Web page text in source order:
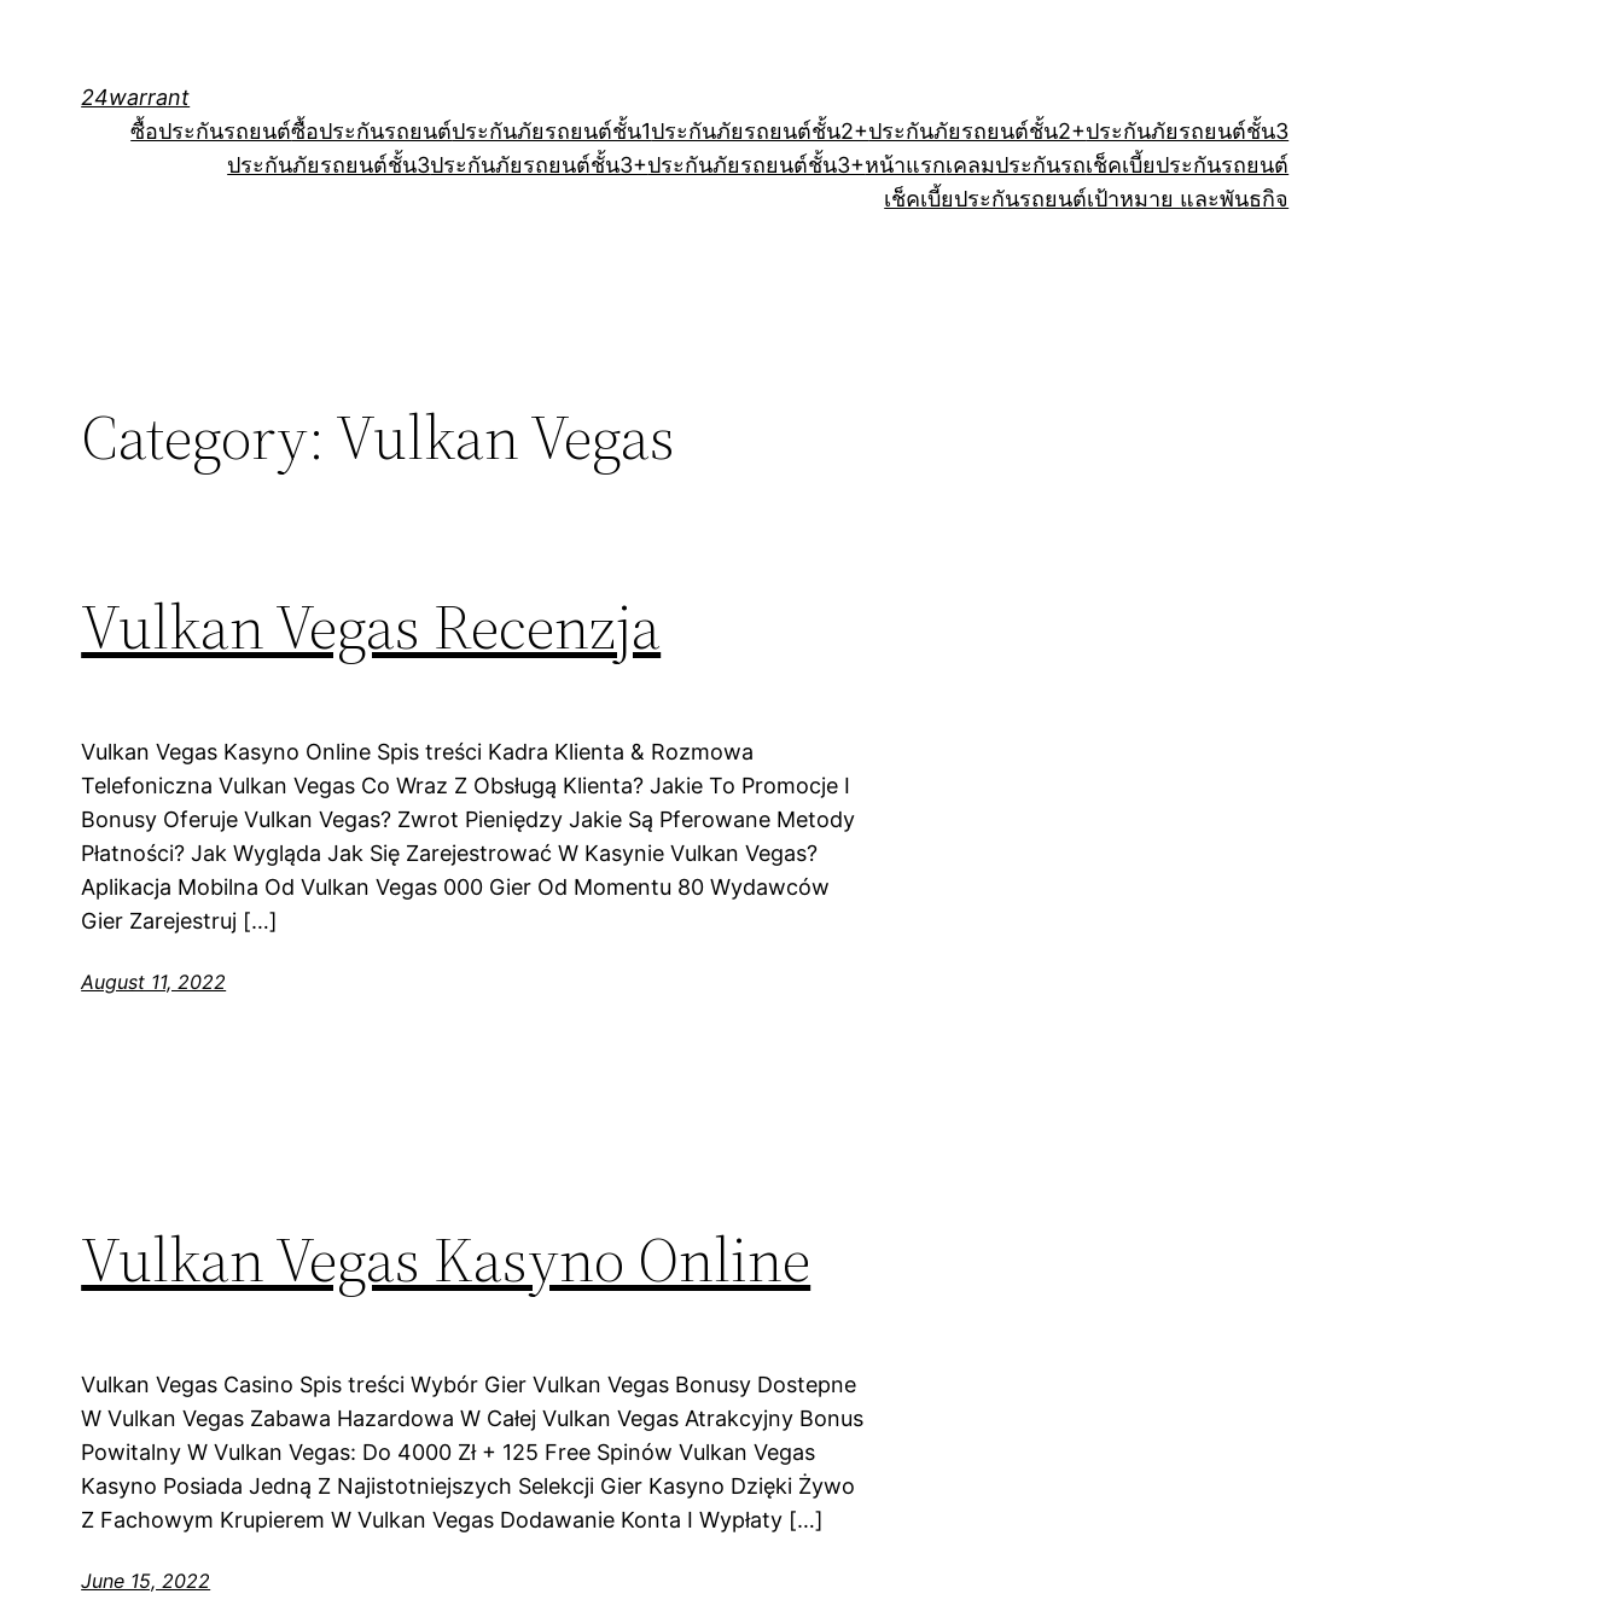
24warrant
ซื้อประกันรถยนต์ซื้อประกันรถยนต์ประกันภัยรถยนต์ชั้น1ประกันภัยรถยนต์ชั้น2+ประกันภัยรถยนต์ชั้น2+ประกันภัยรถยนต์ชั้น3
ประกันภัยรถยนต์ชั้น3ประกันภัยรถยนต์ชั้น3+ประกันภัยรถยนต์ชั้น3+หน้าแรกเคลมประกันรถเช็คเบี้ยประกันรถยนต์
เช็คเบี้ยประกันรถยนต์เป้าหมาย และพันธกิจ
Category: Vulkan Vegas
Vulkan Vegas Recenzja
Vulkan Vegas Kasyno Online Spis treści Kadra Klienta & Rozmowa
Telefoniczna Vulkan Vegas Co Wraz Z Obsługą Klienta? Jakie To Promocje I
Bonusy Oferuje Vulkan Vegas? Zwrot Pieniędzy Jakie Są Pferowane Metody
Płatności? Jak Wygląda Jak Się Zarejestrować W Kasynie Vulkan Vegas?
Aplikacja Mobilna Od Vulkan Vegas 000 Gier Od Momentu 80 Wydawców
Gier Zarejestruj […]
August 11, 2022
Vulkan Vegas Kasyno Online
Vulkan Vegas Casino Spis treści Wybór Gier Vulkan Vegas Bonusy Dostepne
W Vulkan Vegas Zabawa Hazardowa W Całej Vulkan Vegas Atrakcyjny Bonus
Powitalny W Vulkan Vegas: Do 4000 Zł + 125 Free Spinów Vulkan Vegas
Kasyno Posiada Jedną Z Najistotniejszych Selekcji Gier Kasyno Dzięki Żywo
Z Fachowym Krupierem W Vulkan Vegas Dodawanie Konta I Wypłaty […]
June 15, 2022